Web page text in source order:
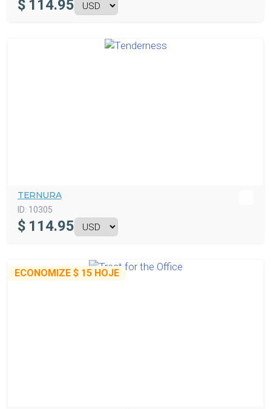
$ 114.95
TERNURA
ID: 10305
$ 114.95
ECONOMIZE $ 15 HOJE